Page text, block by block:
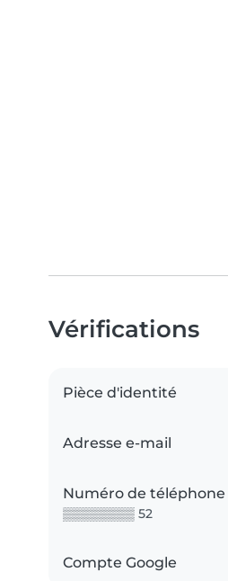
Vérifications
Pièce d'identité
Adresse e-mail
Numéro de téléphone
▒▒▒▒▒▒▒▒ 52
Compte Google